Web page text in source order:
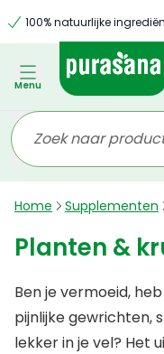
100% natuurlijke
Menu
Home Supplementen
Planten &
Ben je vermoeid,
pijnlijke gewrichten,
lekker in je vel? Het